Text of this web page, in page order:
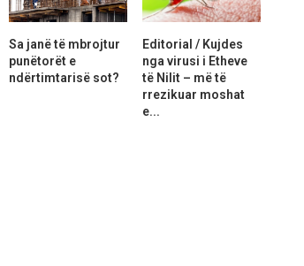
Sa janë të mbrojtur
punëtorët e
ndërtimtarisë sot?
Editorial / Kujdes
nga virusi i Etheve
të Nilit – më të
rrezikuar moshat
e...